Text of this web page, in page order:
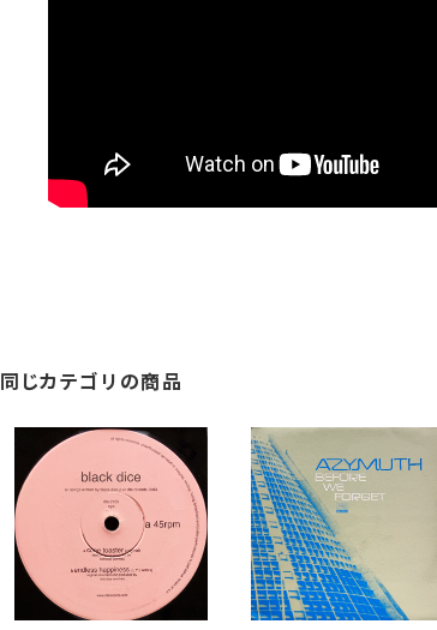
同じカテゴリの商品